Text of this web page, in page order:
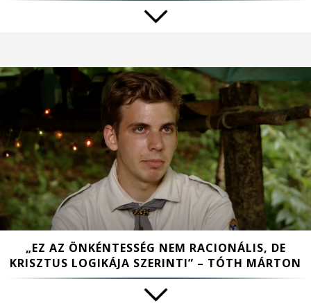
„EZ AZ ÖNKÉNTESSÉG NEM RACIONÁLIS, DE
KRISZTUS LOGIKÁJA SZERINTI” – TÓTH MÁRTON